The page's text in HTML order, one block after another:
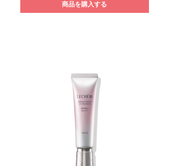
商品を購入する